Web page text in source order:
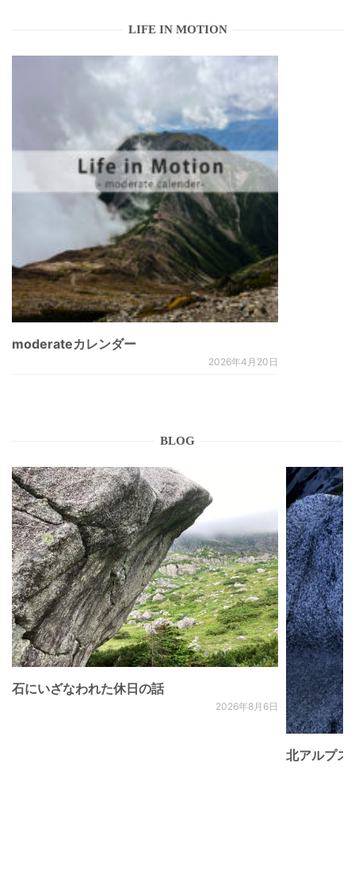
LIFE IN MOTION
moderateカレンダー
2026年4月20日
BLOG
石にいざなわれた休日の話
2026年8月6日
北アルプ